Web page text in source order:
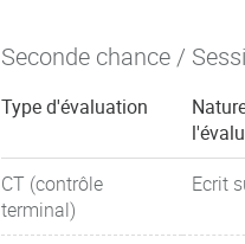
Seconde chance /
Type d'évaluation
CT (contrôle
terminal)
Ecrit